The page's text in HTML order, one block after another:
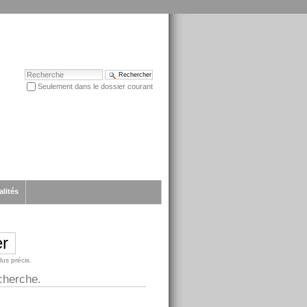
Chercher par
Seulement dans le dossier courant
précis.